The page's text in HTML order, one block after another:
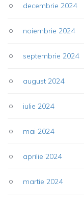
decembrie 2024
noiembrie 2024
septembrie 2024
august 2024
iulie 2024
mai 2024
aprilie 2024
martie 2024